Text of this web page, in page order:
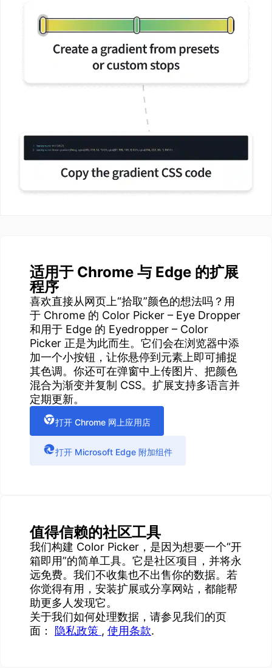
适用于 Chrome 与 Edge 的扩展
程序
喜欢直接从网页上“拾取”颜色的想法吗？用
于 Chrome 的 Color Picker – Eye Dropper
和用于 Edge 的 Eyedropper – Color
Picker 正是为此而生。它们会在浏览器中添
加一个小按钮，让你悬停到元素上即可捕捉
其色调。你还可在弹窗中上传图片、把颜色
混合为渐变并复制 CSS。扩展支持多语言并
定期更新。
打开 Chrome 网上应用店
打开 Microsoft Edge 附加组件
值得信赖的社区工具
我们构建 Color Picker，是因为想要一个“开
箱即用”的简单工具。它是社区项目，并将永
远免费。我们不收集也不出售你的数据。若
你觉得有用，安装扩展或分享网站，都能帮
助更多人发现它。
关于我们如何处理数据，请参见我们的页
面： 隐私政策 , 使用条款.